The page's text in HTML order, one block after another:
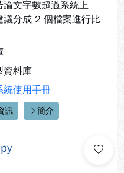
論文字數超過系統上
議分成 2 個檔案進行比
資料庫
統使用手冊
訊 簡介